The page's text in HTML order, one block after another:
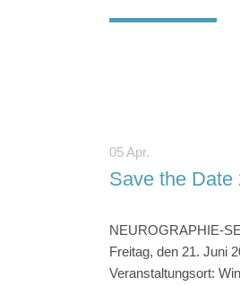
05 Apr.
Save the Date
NEUROGRAPHIE-
Freitag, den 21. Juni
Veranstaltungsort: